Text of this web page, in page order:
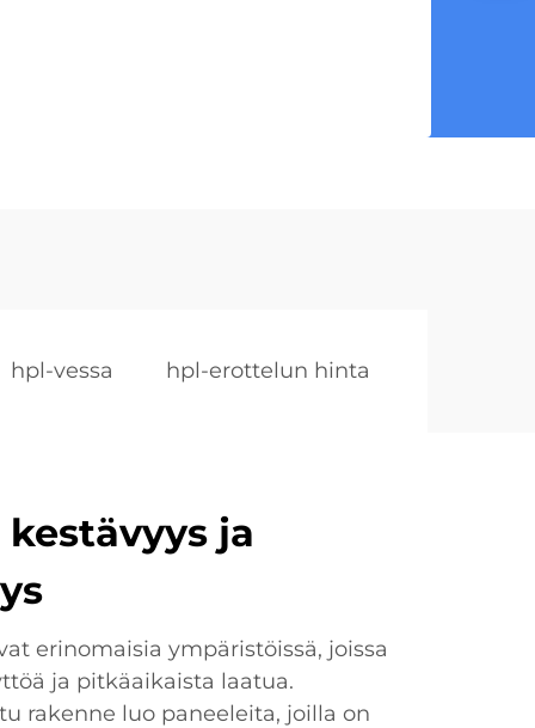
hpl-vessa hpl-erottelun hinta
ja
erinomaisia ympäristöissä, joissa
ja pitkäaikaista laatua.
rakenne luo paneeleita, joilla on